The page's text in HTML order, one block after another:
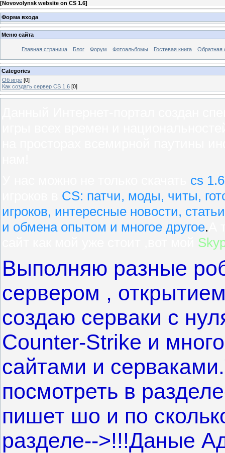
[Novovolynsk website on СS 1.6]
Форма входа
Меню сайта
Главная страница Блог Форум Фотоальбомы Гостевая книга Обратная
Categories
Об игре [0]
Как создать сервер CS 1.6 [0]
cs 1.6
CS: патчи, моды, читы,
игроков, интересные новости,
и обмена опытом и многое другое.
Выполняю разные
сервером ,
создаю серваки с
Counter-Strike и много
сайтами и
посмотреть в
пишет шо и по
разделе-->!!!Даные